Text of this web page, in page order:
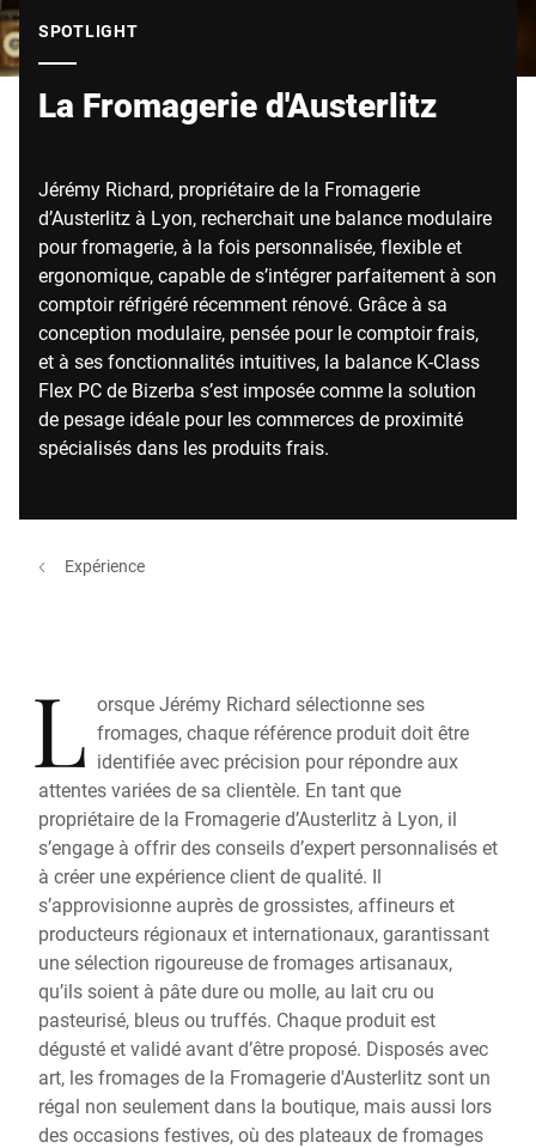
SPOTLIGHT
La Fromagerie d'Austerlitz
Jérémy Richard, propriétaire de la Fromagerie
d’Austerlitz à Lyon, recherchait une balance modulaire
pour fromagerie, à la fois personnalisée, flexible et
ergonomique, capable de s’intégrer parfaitement à son
comptoir réfrigéré récemment rénové. Grâce à sa
conception modulaire, pensée pour le comptoir frais,
et à ses fonctionnalités intuitives, la balance K-Class
Flex PC de Bizerba s’est imposée comme la solution
de pesage idéale pour les commerces de proximité
spécialisés dans les produits frais.
Expérience
L orsque Jérémy Richard sélectionne ses
fromages, chaque référence produit doit être
identifiée avec précision pour répondre aux
attentes variées de sa clientèle. En tant que
propriétaire de la Fromagerie d’Austerlitz à Lyon, il
s’engage à offrir des conseils d’expert personnalisés et
à créer une expérience client de qualité. Il
s’approvisionne auprès de grossistes, affineurs et
producteurs régionaux et internationaux, garantissant
une sélection rigoureuse de fromages artisanaux,
qu’ils soient à pâte dure ou molle, au lait cru ou
pasteurisé, bleus ou truffés. Chaque produit est
dégusté et validé avant d’être proposé. Disposés avec
art, les fromages de la Fromagerie d'Austerlitz sont un
régal non seulement dans la boutique, mais aussi lors
des occasions festives, où des plateaux de fromages